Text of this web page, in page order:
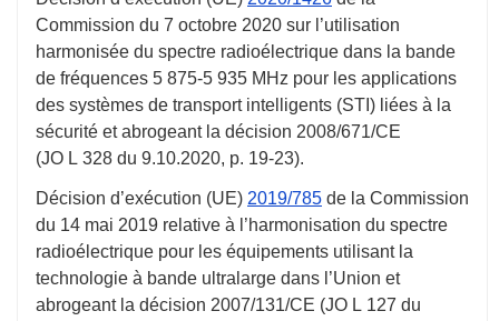
Commission du 7 octobre 2020 sur l’utilisation
harmonisée du spectre radioélectrique dans la bande
de fréquences 5 875-5 935 MHz pour les applications
des systèmes de transport intelligents (STI) liées à la
sécurité et abrogeant la décision 2008/671/CE
(JO L 328 du 9.10.2020, p. 19-23).
Décision d’exécution (UE) 2019/785 de la Commission
du 14 mai 2019 relative à l’harmonisation du spectre
radioélectrique pour les équipements utilisant la
technologie à bande ultralarge dans l’Union et
abrogeant la décision 2007/131/CE (JO L 127 du